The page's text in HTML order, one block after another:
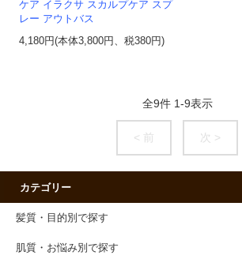
ケア イラクサ スカルプケア スプ
レー アウトバス
4,180円(本体3,800円、税380円)
全9件 1-9表示
< 前 次 >
カテゴリー
髪質・目的別で探す
肌質・お悩み別で探す